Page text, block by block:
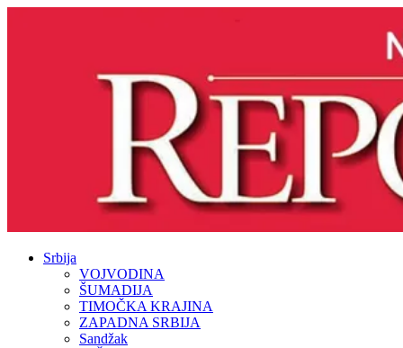
Srbija
VOJVODINA
ŠUMADIJA
TIMOČKA KRAJINA
ZAPADNA SRBIJA
Sandžak